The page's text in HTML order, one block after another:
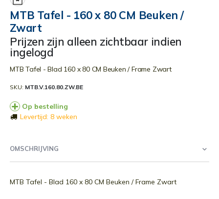
begin
van
de
afbeeldingen-
gallerij
MTB Tafel - 160 x 80 CM Beuken /
Zwart
Prijzen zijn alleen zichtbaar indien
ingelogd
MTB Tafel - Blad 160 x 80 CM Beuken / Frame Zwart
SKU MTB.V.160.80.ZW.BE
Op bestelling
Levertijd: 8 weken
OMSCHRIJVING
MTB Tafel - Blad 160 x 80 CM Beuken / Frame Zwart